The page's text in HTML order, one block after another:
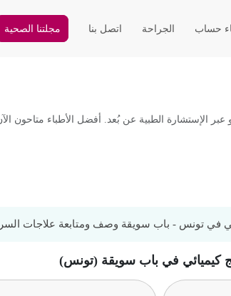
حساب الجراحة اتصل بنا مجلتنا الصحية
الإستشارة الطبية عن بُعد. أفضل الأطباء متاحون
في تونس - باب سويقة وصف ومتابعة علاجات
كيميائي في باب سويقة (تونس)